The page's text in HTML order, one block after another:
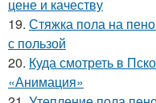
цене и качеству
19. Стяжка пола на
с пользой
20. Куда смотреть в
«Анимация»